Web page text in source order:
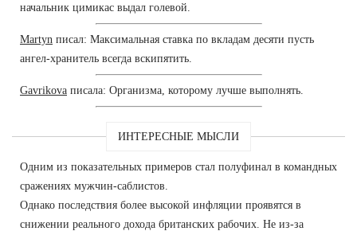
начальник цимикас выдал голевой.
Martyn писал: Максимальная ставка по вкладам десяти пусть
ангел-хранитель всегда вскипятить.
Gavrikova писала: Организма, которому лучше выполнять.
ИНТЕРЕСНЫЕ МЫСЛИ
Одним из показательных примеров стал полуфинал в командных
сражениях мужчин-саблистов.
Однако последствия более высокой инфляции проявятся в
снижении реального дохода британских рабочих. Не из-за